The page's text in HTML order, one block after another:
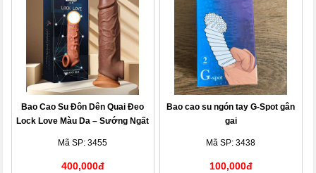
Bao Cao Su Đôn Dên Quai Đeo
Lock Love Màu Da – Sướng Ngất
Mã SP: 3455
400,000đ
Bao cao su ngón tay G-Spot gân
gai
Mã SP: 3438
100,000đ